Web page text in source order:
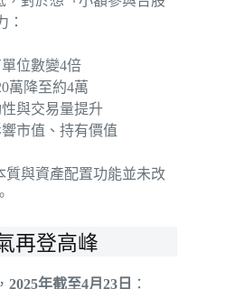
：
單位數變4倍
萬降至約4萬
性與交易量提升
響市值、持有價值
質與資產配置功能並未改
再登高峰
2025年截至4月23日 ：